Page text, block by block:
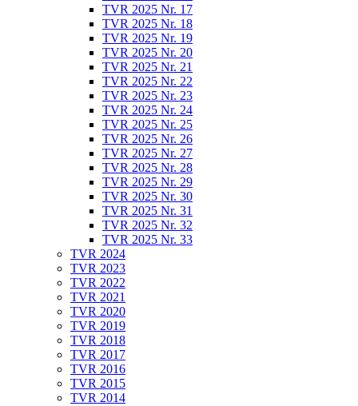
TVR 2025 Nr. 17
TVR 2025 Nr. 18
TVR 2025 Nr. 19
TVR 2025 Nr. 20
TVR 2025 Nr. 21
TVR 2025 Nr. 22
TVR 2025 Nr. 23
TVR 2025 Nr. 24
TVR 2025 Nr. 25
TVR 2025 Nr. 26
TVR 2025 Nr. 27
TVR 2025 Nr. 28
TVR 2025 Nr. 29
TVR 2025 Nr. 30
TVR 2025 Nr. 31
TVR 2025 Nr. 32
TVR 2025 Nr. 33
TVR 2024
TVR 2023
TVR 2022
TVR 2021
TVR 2020
TVR 2019
TVR 2018
TVR 2017
TVR 2016
TVR 2015
TVR 2014